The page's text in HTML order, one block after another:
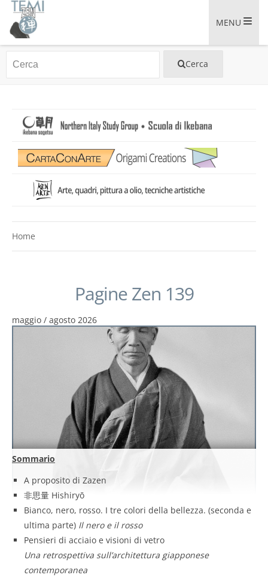
MENU
Home
Pagine Zen 139
maggio / agosto 2026
Sommario
A proposito di Zazen
非思量 Hishiryō
Bianco, nero, rosso. I tre colori della bellezza. (seconda e
ultima parte) Il nero e il rosso
Pensieri di acciaio e visioni di vetro
Una retrospettiva sull’architettura giapponese
contemporanea